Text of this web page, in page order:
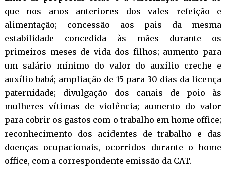
que nos anos anteriores dos vales refeição e
alimentação; concessão aos pais da mesma
estabilidade concedida às mães durante os
primeiros meses de vida dos filhos; aumento para
um salário mínimo do valor do auxílio creche e
auxílio babá; ampliação de 15 para 30 dias da licença
paternidade; divulgação dos canais de poio às
mulheres vítimas de violência; aumento do valor
para cobrir os gastos com o trabalho em home office;
reconhecimento dos acidentes de trabalho e das
doenças ocupacionais, ocorridos durante o home
office, com a correspondente emissão da CAT.